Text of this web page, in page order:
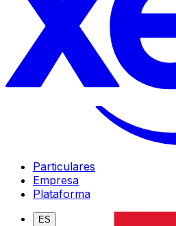
Particulares
Empresa
Plataforma
ES